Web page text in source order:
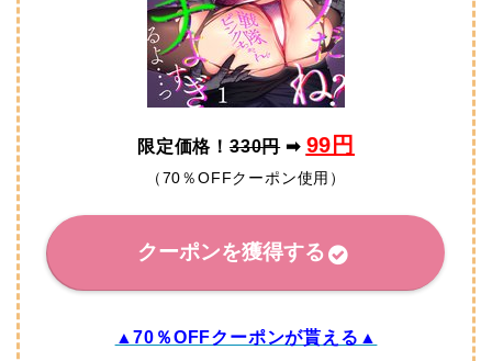
限定価格！ 330円➡ 99円
（70％OFFクーポン使用）
クーポンを獲得する
▲70％OFFクーポンが貰える▲